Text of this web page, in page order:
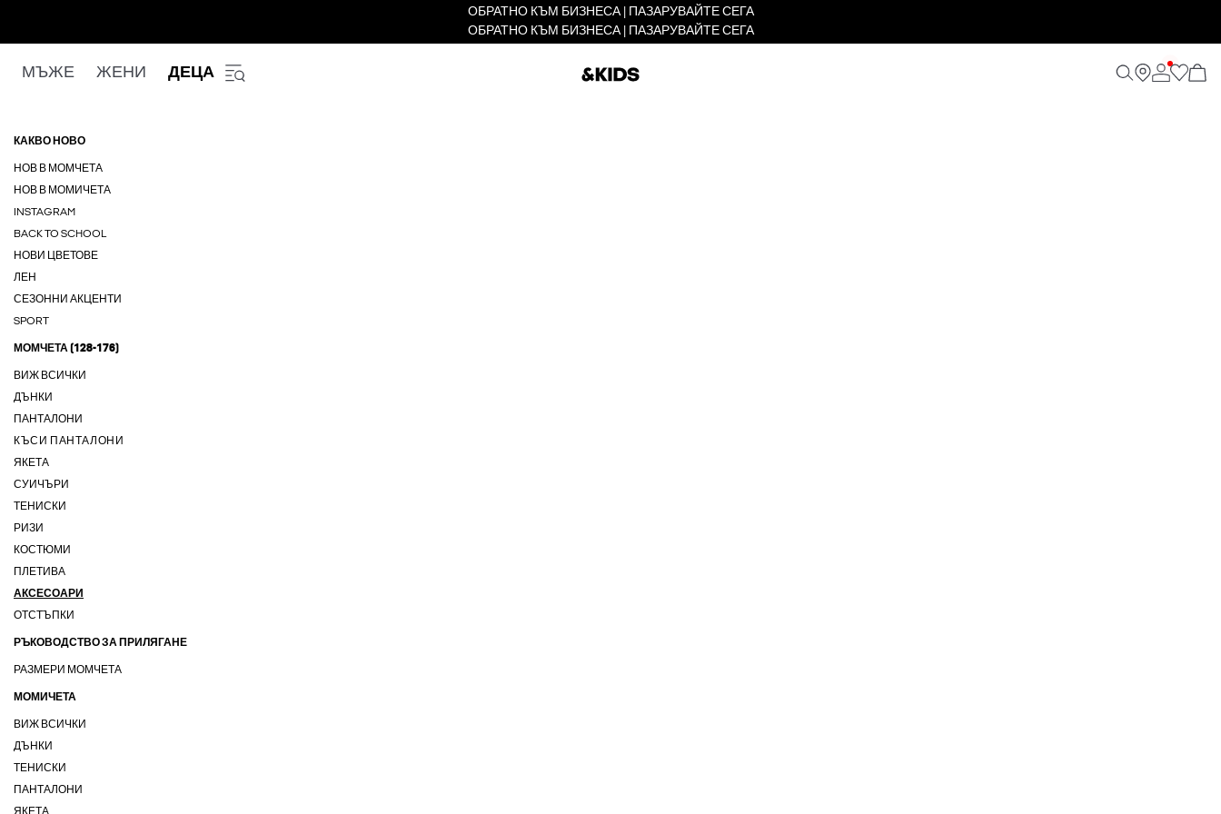
ОБРАТНО КЪМ БИЗНЕСА | ПАЗАРУВАЙТЕ СЕГА
ОБРАТНО КЪМ БИЗНЕСА | ПАЗАРУВАЙТЕ СЕГА
МЪЖЕ ЖЕНИ ДЕЦА
КАКВО НОВО
НОВ В МОМЧЕТА
НОВ В МОМИЧЕТА
INSTAGRAM
BACK TO SCHOOL
НОВИ ЦВЕТОВЕ
ЛЕН
СЕЗОННИ АКЦЕНТИ
SPORT
МОМЧЕТА (128-176)
ВИЖ ВСИЧКИ
ДЪНКИ
ПАНТАЛОНИ
КЪСИ ПАНТАЛОНИ
ЯКЕТА
СУИЧЪРИ
ТЕНИСКИ
РИЗИ
КОСТЮМИ
ПЛЕТИВА
АКСЕСОАРИ
ОТСТЪПКИ
РЪКОВОДСТВО ЗА ПРИЛЯГАНЕ
РАЗМЕРИ МОМЧЕТА
МОМИЧЕТА
ВИЖ ВСИЧКИ
ДЪНКИ
ТЕНИСКИ
ПАНТАЛОНИ